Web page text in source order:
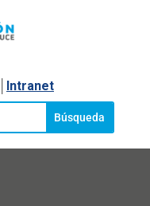
Intranet